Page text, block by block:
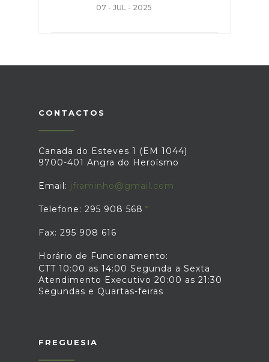
07 - JUL - 2025
CONTACTOS
Canada do Esteves 1 (EM 1044)
9700-401 Angra do Heroísmo
Email: jframinho@gmail.com
Telefone: 295 908 568
Fax: 295 908 616
Horário de Funcionamento:
CTT 10:00 as 14:00 Segunda a Sexta
Atendimento Executivo 20:00 as 21:30
Segundas e Quartas-feiras
FREGUESIA